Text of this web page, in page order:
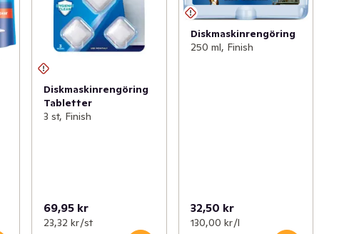
Diskmaskinrengöring
Tabletter
3 st, Finish
69,95 kr
23,32 kr /st
Diskmaskinrengöring
250 ml, Finish
32,50 kr
130,00 kr /l